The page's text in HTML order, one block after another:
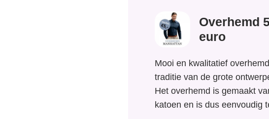
Overhemd
euro
Mooi en kwalitatief
traditie van de grote
Het overhemd is gemaakt
katoen en is dus eenvoudig